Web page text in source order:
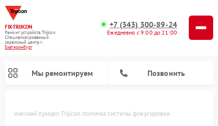
FIX-TRIJICON
Ремонт устройств Trijicon
Специализированный
cервисный центр г.
Екатеринбург
+7 (343) 300-89-24
Ежедневно с 9:00 до 21:00
Мы ремонтируем Позвонить
Оптический прицел Trijicon поломка системы фокусировки